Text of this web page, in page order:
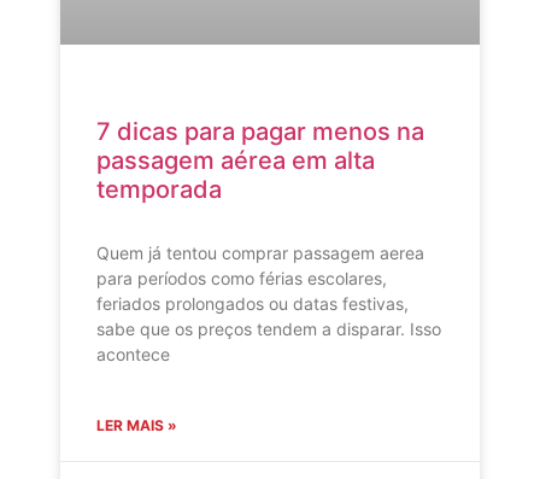
7 dicas para pagar menos na
passagem aérea em alta
temporada
Quem já tentou comprar passagem aerea
para períodos como férias escolares,
feriados prolongados ou datas festivas,
sabe que os preços tendem a disparar. Isso
acontece
LER MAIS »